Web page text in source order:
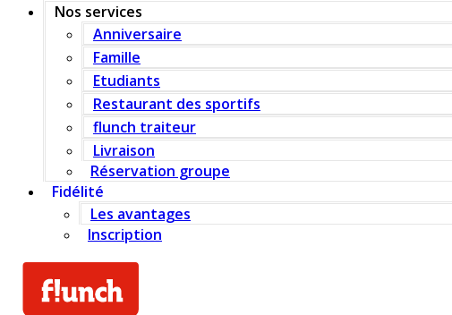
Nos services
Anniversaire
Famille
Etudiants
Restaurant des sportifs
flunch traiteur
Livraison
Réservation groupe
Fidélité
Les avantages
Inscription